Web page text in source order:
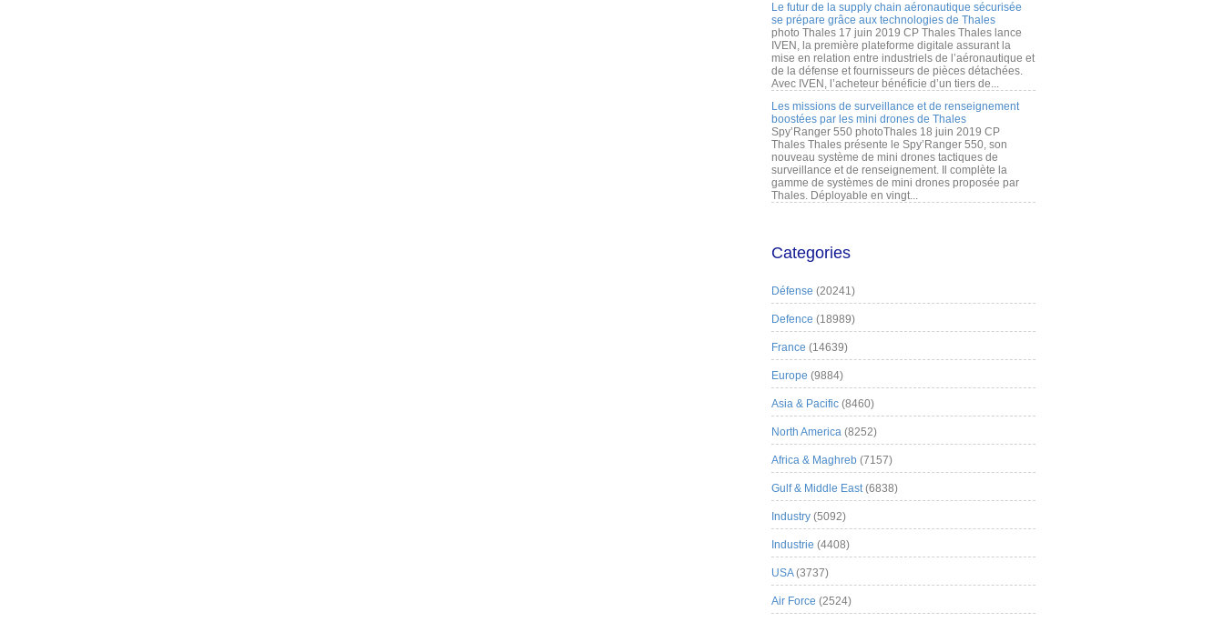
Le futur de la supply chain aéronautique sécurisée
se prépare grâce aux technologies de Thales
photo Thales 17 juin 2019 CP Thales Thales lance
IVEN, la première plateforme digitale assurant la
mise en relation entre industriels de l’aéronautique et
de la défense et fournisseurs de pièces détachées.
Avec IVEN, l’acheteur bénéficie d’un tiers de...
Les missions de surveillance et de renseignement
boostées par les mini drones de Thales
Spy’Ranger 550 photoThales 18 juin 2019 CP
Thales Thales présente le Spy’Ranger 550, son
nouveau système de mini drones tactiques de
surveillance et de renseignement. Il complète la
gamme de systèmes de mini drones proposée par
Thales. Déployable en vingt...
Categories
Défense (20241)
Defence (18989)
France (14639)
Europe (9884)
Asia & Pacific (8460)
North America (8252)
Africa & Maghreb (7157)
Gulf & Middle East(6838)
Industry (5092)
Industrie (4408)
USA(3737)
Air Force (2524)